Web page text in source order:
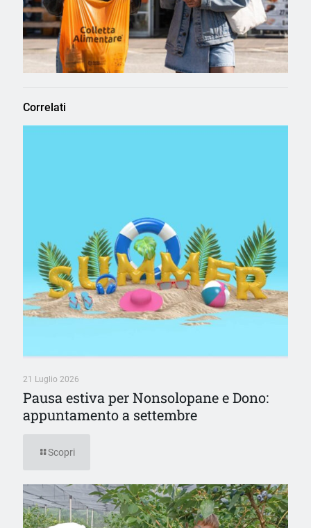
Correlati
21 Luglio 2026
Pausa estiva per Nonsolopane e Dono:
appuntamento a settembre
Scopri